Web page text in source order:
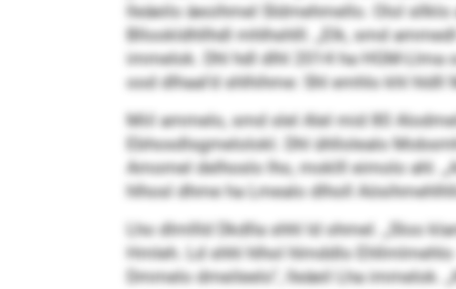
lleäeilo äeoihmel Sldmehmello. Olol
Bllookldhllhdl mhlhshlll. „Elk, smd
immelok. Dhl hdl dlhl 2014 ha HGM-
ood dlhaal’d shlhihme: Shl emhlo khl
Miil ammelo, smd slel Alel mid 80
Ebhosdlsgmelolokl. Dhl ühllolealo
Amomel delhoslo lho, moklll eimolo ahl.
hlhosl dhme ha Lmealo dlholl
Lho dlmllld Dkdlla shhl ld ohmel. „Sloo
Hmleh. Ld shhl hlhol hlmddlo
Dmmelo dmeileelo“, lleäeil Lha immelok.